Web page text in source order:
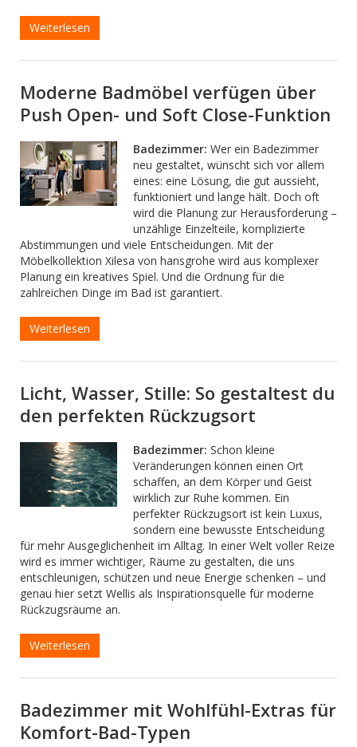
Weiterlesen
Moderne Badmöbel verfügen über
Push Open- und Soft Close-Funktion
Badezimmer: Wer ein Badezimmer
neu gestaltet, wünscht sich vor allem
eines: eine Lösung, die gut aussieht,
funktioniert und lange hält. Doch oft
wird die Planung zur Herausforderung –
unzählige Einzelteile, komplizierte
Abstimmungen und viele Entscheidungen. Mit der
Möbelkollektion Xilesa von hansgrohe wird aus komplexer
Planung ein kreatives Spiel. Und die Ordnung für die
zahlreichen Dinge im Bad ist garantiert.
Weiterlesen
Licht, Wasser, Stille: So gestaltest du
den perfekten Rückzugsort
Badezimmer: Schon kleine
Veränderungen können einen Ort
schaffen, an dem Körper und Geist
wirklich zur Ruhe kommen. Ein
perfekter Rückzugsort ist kein Luxus,
sondern eine bewusste Entscheidung
für mehr Ausgeglichenheit im Alltag. In einer Welt voller Reize
wird es immer wichtiger, Räume zu gestalten, die uns
entschleunigen, schützen und neue Energie schenken – und
genau hier setzt Wellis als Inspirationsquelle für moderne
Rückzugsräume an.
Weiterlesen
Badezimmer mit Wohlfühl-Extras für
Komfort-Bad-Typen